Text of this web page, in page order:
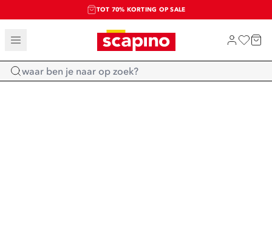
TOT 70% KORTING OP SALE
SALE: LAATSTE KANS!
SHOP NIEUW
Home